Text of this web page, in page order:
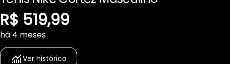
R$ 519,99
há 4 meses
Ver histórico